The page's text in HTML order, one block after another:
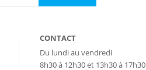
CONTACT
Du lundi au vendredi
8h30 à 12h30 et 13h30 à 17h30